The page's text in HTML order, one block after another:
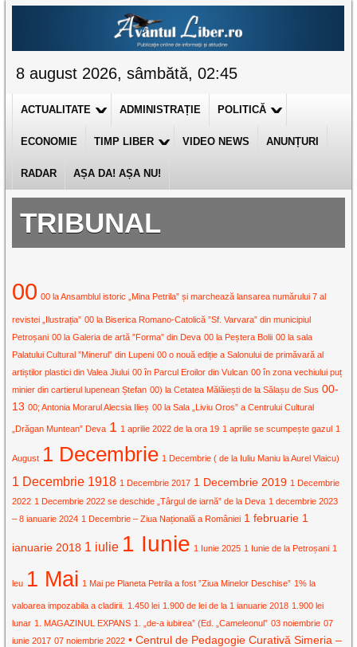
8 august 2026, sâmbătă, 02:45
ACTUALITATE ADMINISTRAȚIE POLITICĂ
ECONOMIE TIMP LIBER VIDEO NEWS ANUNȚURI
RADAR AȘA DA! AȘA NU!
TRIBUNAL
00 00 la Ansamblul istoric „Mina Petrila” și marchează lansarea numărului 7 al
revistei „Ilustrația” 00 la Biserica Romano-Catolică ”Sf. Varvara” din municipiul
Petroșani 00 la Galeria de artă ”Forma” din Deva 00 la Peștera Bolii 00 la sala
Palatului Cultural ”Minerul” din Lupeni 00 o nouă ediție a Salonului de primăvară al
artiștilor plastici din Valea Jiului 00 în Parcul Eroilor din Vulcan 00 în zona vechiului puț
minier din cartierul lupenean Ștefan 00) la Cetatea Mălăiești de la Sălașu de Sus 00-
13 00; Antonia Morarul Alecsia Ilieș 00 la Sala „Liviu Oros” a Centrului Cultural
„Drăgan Muntean” Deva 1 1 aprilie 2022 de la ora 19 1 aprilie se scumpește gazul 1
August 1 Decembrie 1 Decembrie ( de la Iuliu Maniu la Aurel Vlaicu)
1 Decembrie 1918 1 Decembrie 2017 1 Decembrie 2019 1 Decembrie
2022 1 Decembrie 2022 se deschide „Târgul de iarnă” de la Deva 1 decembrie 2023
– 8 ianuarie 2024 1 Decembrie – Ziua Națională a României 1 februarie 1
ianuarie 2018 1 iulie 1 Iunie 1 Iunie 2025 1 Iunie de la Petroșani 1
leu 1 Mai 1 Mai pe Planeta Petrila a fost ”Ziua Minelor Deschise” 1% la
valoarea impozabila a cladirii. 1.450 lei 1.900 de lei de la 1 ianuarie 2018 1.900 lei
lunar 1. MAGAZINUL EXPANS 1. „de-a iubirea” (Ed. „Cameleonul” 03 noiembrie 07
iunie 2017 07 noiembrie 2022 • Centrul de Pedagogie Curativă Simeria –